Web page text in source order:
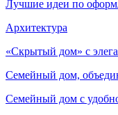
Лучшие идеи по
Архитектура
«Скрытый дом» с
Семейный дом,
Семейный дом с